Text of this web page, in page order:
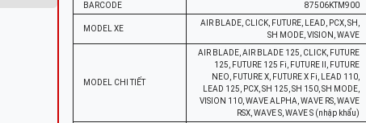
BARCODE
87506KTM900
MODEL XE
AIR BLADE, CLICK, FUTURE, LEAD, PCX, SH,
SH MODE, VISION, WAVE
MODEL CHI TIẾT
AIR BLADE, AIR BLADE 125, CLICK, FUTURE
125, FUTURE 125 Fi, FUTURE II, FUTURE
NEO, FUTURE X, FUTURE X Fi, LEAD 110,
LEAD 125, PCX, SH 125, SH 150, SH MODE,
VISION 110, WAVE ALPHA, WAVE RS, WAVE
RSX, WAVE S, WAVE S (nhập khẩu)